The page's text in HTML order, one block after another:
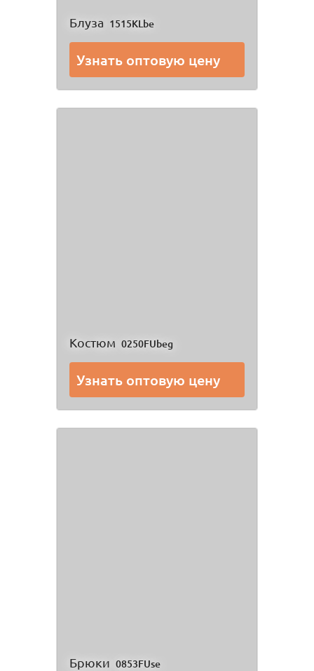
Блуза 1515KLbe
Узнать оптовую цену
Костюм 0250FUbeg
Узнать оптовую цену
Брюки 0853FUse